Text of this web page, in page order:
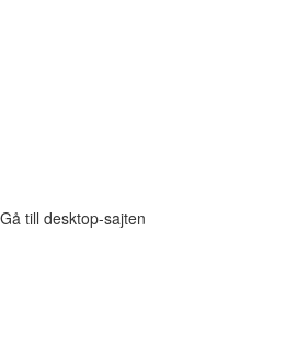
Gå till desktop-sajten